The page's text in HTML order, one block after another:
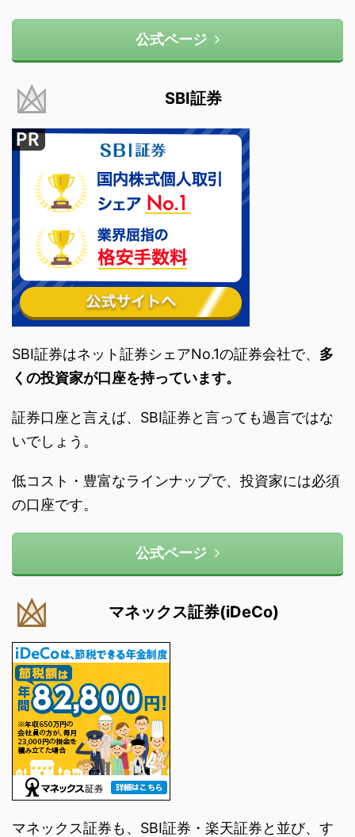
公式ページ
SBI証券
SBI証券はネット証券シェアNo.1の証券会社で、 多
くの投資家が口座を持っています。
証券口座と言えば、SBI証券と言っても過言ではな
いでしょう。
低コスト・豊富なラインナップで、投資家には必須
の口座です。
公式ページ
マネックス証券(iDeCo)
マネックス証券も、SBI証券・楽天証券と並び、す